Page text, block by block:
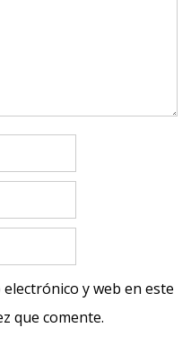
y web en este
que comente.